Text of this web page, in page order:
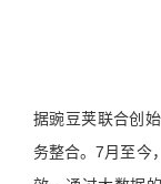
据豌豆荚联合创
务整合。7月至今